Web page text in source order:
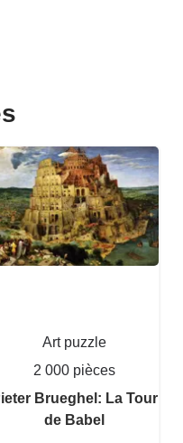
Art puzzle
2 000 pièces
Brueghel: La Tour
de Babel